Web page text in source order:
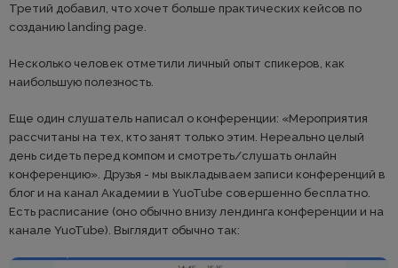
Третий добавил, что хочет больше практических кейсов по
созданию landing page.
Несколько человек отметили личный опыт спикеров, как
наибольшую полезность.
Еще один слушатель написал о конференции: «Мероприятия
рассчитаны на тех, кто занят только этим. Нереально целый
день сидеть перед компом и смотреть/слушать онлайн
конференцию». Друзья - мы выкладываем записи конференций в
блог и на канал Академии в YuoTube совершенно бесплатно.
Есть расписание (оно обычно внизу лендинга конференции и на
канале YuoTube). Выглядит обычно так: